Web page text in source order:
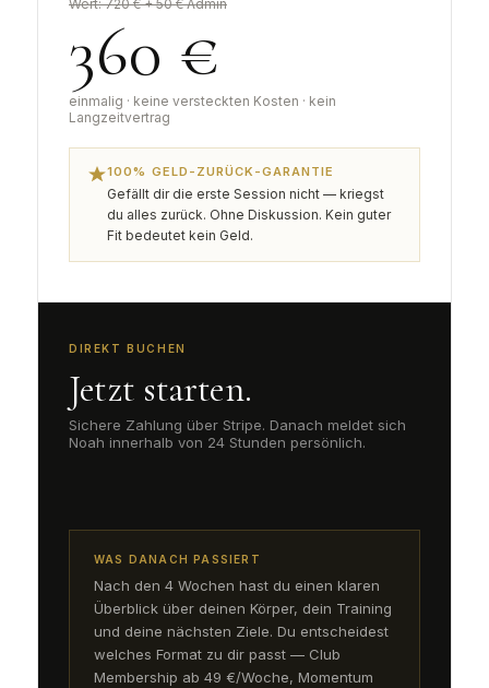
Wert: 720 € + 50 € Admin
360 €
einmalig · keine versteckten Kosten · kein
Langzeitvertrag
100% GELD-ZURÜCK-GARANTIE
Gefällt dir die erste Session nicht — kriegst
du alles zurück. Ohne Diskussion. Kein guter
Fit bedeutet kein Geld.
DIREKT BUCHEN
Jetzt starten.
Sichere Zahlung über Stripe. Danach meldet sich
Noah innerhalb von 24 Stunden persönlich.
WAS DANACH PASSIERT
Nach den 4 Wochen hast du einen klaren
Überblick über deinen Körper, dein Training
und deine nächsten Ziele. Du entscheidest
welches Format zu dir passt — Club
Membership ab 49 €/Woche, Momentum